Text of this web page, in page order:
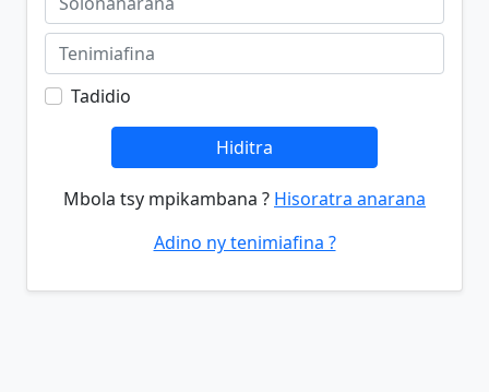
Tadidio
Hiditra
Mbola tsy mpikambana ? Hisoratra anarana
Adino ny tenimiafina ?